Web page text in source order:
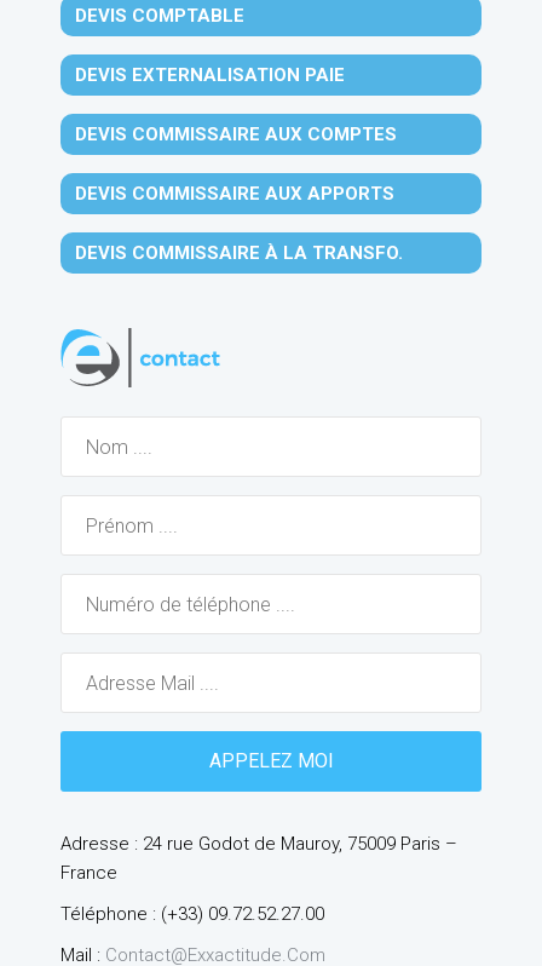
DEVIS COMPTABLE
DEVIS EXTERNALISATION PAIE
DEVIS COMMISSAIRE AUX COMPTES
DEVIS COMMISSAIRE AUX APPORTS
DEVIS COMMISSAIRE À LA TRANSFO.
Adresse : 24 rue Godot de Mauroy, 75009 Paris –
France
Téléphone : (+33) 09.72.52.27.00
Mail : Contact@exxactitude.com